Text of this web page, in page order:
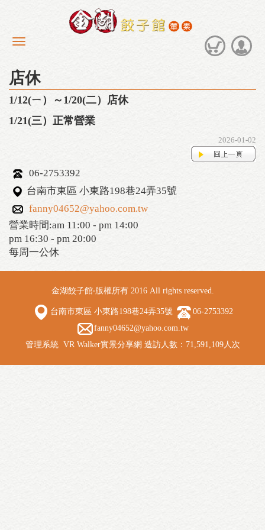
店休
1/12(ㄧ）～1/20(二）店休
1/21(三）正常營業
2026-01-02
06-2753392
台南市東區 小東路198巷24弄35號
fanny04652@yahoo.com.tw
營業時間:am 11:00 - pm 14:00
pm 16:30 - pm 20:00
每周一公休
金湖餃子館‧版權所有 2016 All rights reserved.
台南市東區 小東路198巷24弄35號
06-2753392
fanny04652@yahoo.com.tw
管理系統 VR Walker實景分享網 造訪人數：71,591,109人次